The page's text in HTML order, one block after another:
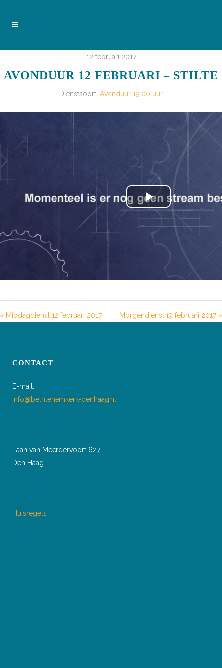
12 februari 2017
AVONDUUR 12 FEBRUARI – STILTE
Dienstsoort: Avonduur 19.00 uur
« Middagdienst 12 februari 2017 Morgendienst 19 februari 2017 »
CONTACT
E-mail:
info@bethlehemkerk-denhaag.nl
Laan van Meerdervoort 627
Den Haag
Huisregels